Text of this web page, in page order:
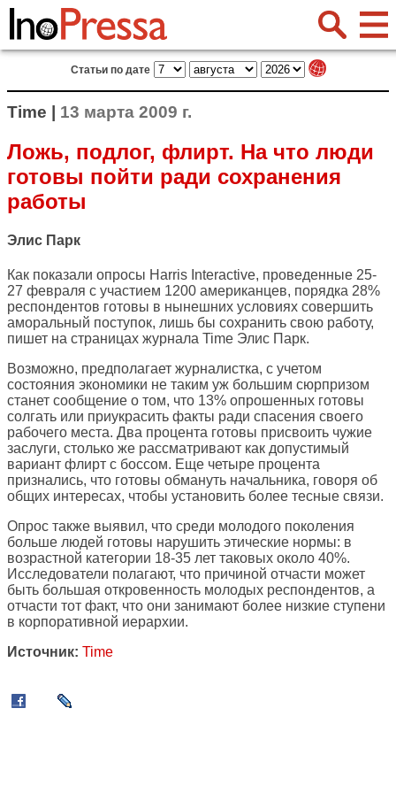
Статьи по дате
Time | 13 марта 2009 г.
Ложь, подлог, флирт. На что люди
готовы пойти ради сохранения
работы
Элис Парк
Как показали опросы Harris Interactive, проведенные 25-
27 февраля с участием 1200 американцев, порядка 28%
респондентов готовы в нынешних условиях совершить
аморальный поступок, лишь бы сохранить свою работу,
пишет на страницах журнала Time Элис Парк.
Возможно, предполагает журналистка, с учетом
состояния экономики не таким уж большим сюрпризом
станет сообщение о том, что 13% опрошенных готовы
солгать или приукрасить факты ради спасения своего
рабочего места. Два процента готовы присвоить чужие
заслуги, столько же рассматривают как допустимый
вариант флирт с боссом. Еще четыре процента
признались, что готовы обмануть начальника, говоря об
общих интересах, чтобы установить более тесные связи.
Опрос также выявил, что среди молодого поколения
больше людей готовы нарушить этические нормы: в
возрастной категории 18-35 лет таковых около 40%.
Исследователи полагают, что причиной отчасти может
быть большая откровенность молодых респондентов, а
отчасти тот факт, что они занимают более низкие ступени
в корпоративной иерархии.
Источник: Time